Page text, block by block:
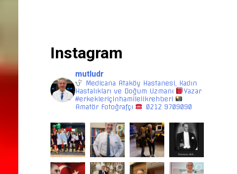
Instagram
mutludr
Medicana Ataköy Hastanesi, Kadın
Hastalıkları ve Doğum Uzmanı
Yazar
#erkekleriçinhamilelikrehberi
Amatör Fotoğrafçı
0212 9709090